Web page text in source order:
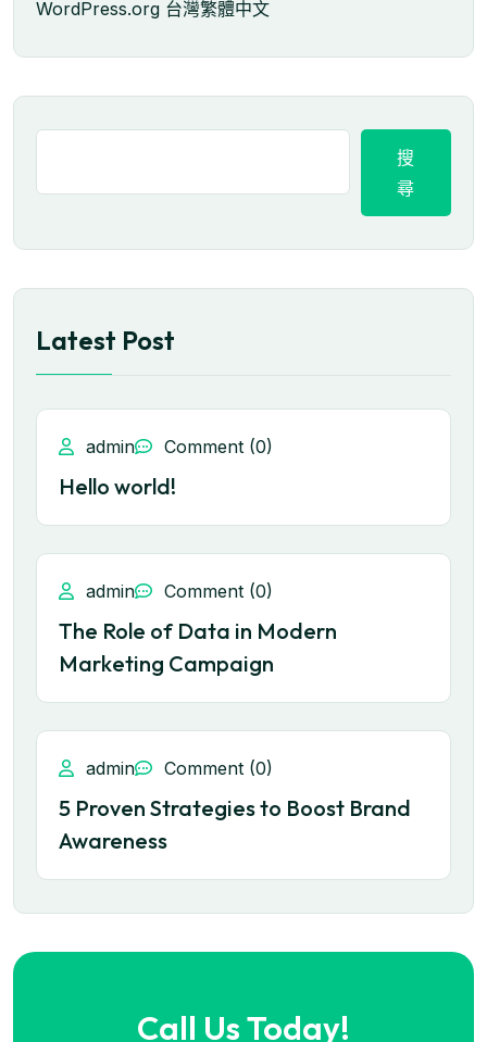
WordPress.org 台灣繁體中文
搜
尋
Latest Post
admin Comment (0)
Hello world!
admin Comment (0)
The Role of Data in Modern
Marketing Campaign
admin Comment (0)
5 Proven Strategies to Boost Brand
Awareness
Call Us Today!